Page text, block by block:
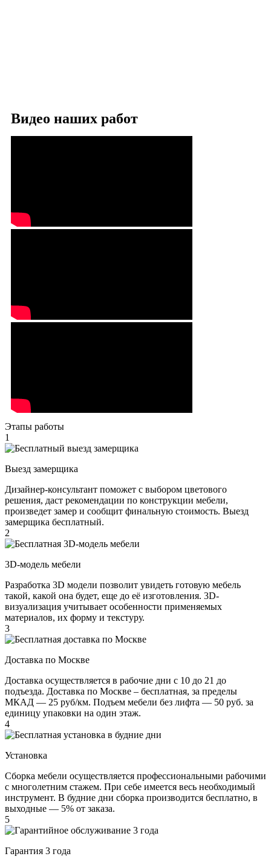
Видео наших работ
Этапы работы
1
Выезд замерщика
Дизайнер-консультант поможет с выбором цветового
решения, даст рекомендации по конструкции мебели,
произведет замер и сообщит финальную стоимость. Выезд
замерщика бесплатный.
2
3D-модель мебели
Разработка 3D модели позволит увидеть готовую мебель
такой, какой она будет, еще до её изготовления. 3D-
визуализация учитывает особенности применяемых
материалов, их форму и текстуру.
3
Доставка по Москве
Доставка осуществляется в рабочие дни с 10 до 21 до
подъезда. Доставка по Москве – бесплатная, за пределы
МКАД — 25 руб/км. Подъем мебели без лифта — 50 руб. за
единицу упаковки на один этаж.
4
Установка
Сборка мебели осуществляется профессиональными рабочими
с многолетним стажем. При себе имеется весь необходимый
инструмент. В будние дни сборка производится бесплатно, в
выходные — 5% от заказа.
5
Гарантия 3 года